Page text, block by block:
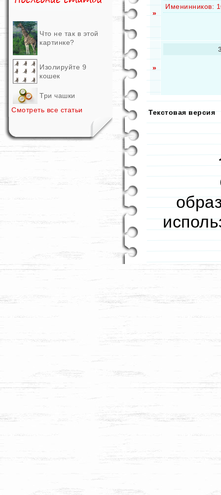
Что не так в этой
картинке?
Изолируйте 9
кошек
Три чашки
Смотреть все статьи
»
Именинников:
»
Текстовая версия